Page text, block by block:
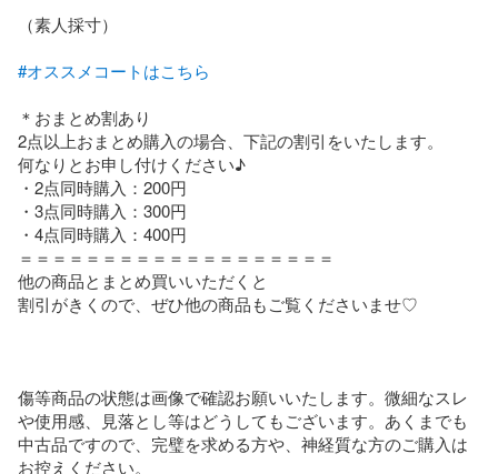
（素人採寸）
#オススメコートはこちら
＊おまとめ割あり
2点以上おまとめ購入の場合、下記の割引をいたします。
何なりとお申し付けください♪
・2点同時購入：200円
・3点同時購入：300円
・4点同時購入：400円
＝＝＝＝＝＝＝＝＝＝＝＝＝＝＝＝＝＝＝
他の商品とまとめ買いいただくと
割引がきくので、ぜひ他の商品もご覧くださいませ♡
傷等商品の状態は画像で確認お願いいたします。微細なスレ
や使用感、見落とし等はどうしてもございます。あくまでも
中古品ですので、完璧を求める方や、神経質な方のご購入は
お控えください。